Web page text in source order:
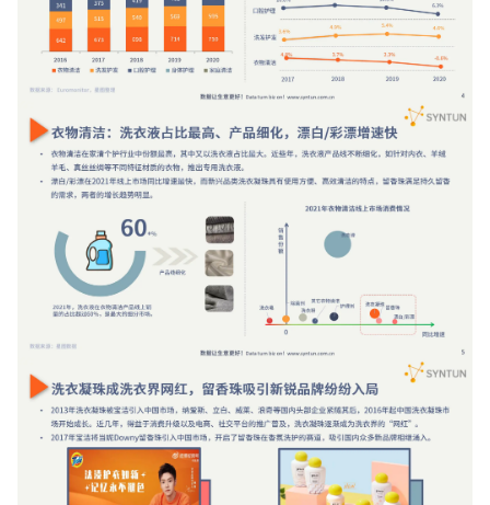
品牌消费观 行业报告
新零售资讯
私域课程 新零售内参
增长俱乐部
商家社区 社群交流
入驻有赞 认证代理商
认证服务商 设计服务商